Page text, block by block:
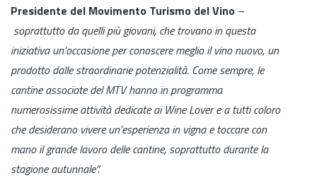
Presidente del Movimento Turismo del Vino –
soprattutto da quelli più giovani, che trovano in questa
iniziativa un’occasione per conoscere meglio il vino nuovo, un
prodotto dalle straordinarie potenzialità. Come sempre, le
cantine associate del MTV hanno in programma
numerosissime attività dedicate ai Wine Lover e a tutti coloro
che desiderano vivere un’esperienza in vigna e toccare con
mano il grande lavoro delle cantine, soprattutto durante la
stagione autunnale”.